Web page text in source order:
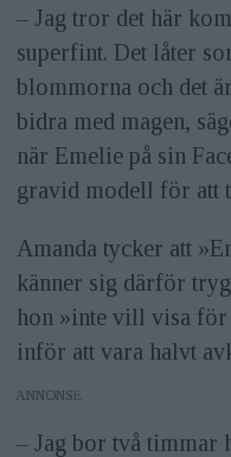
– Jag tror det här
superfint. Det låter
blommorna och det
bidra med magen,
när Emelie på sin
gravid modell för att
Amanda tycker att
känner sig därför
hon »inte vill visa för
inför att vara halvt
ANNONS
– Jag bor två timmar